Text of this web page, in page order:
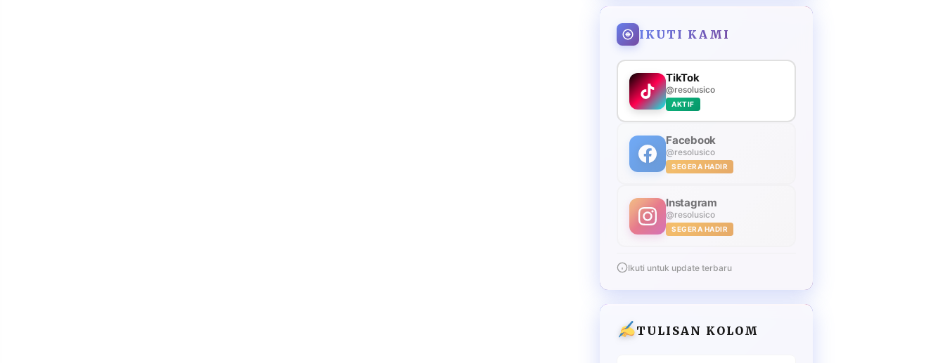
IKUTI KAMI
TikTok
@resolusico
AKTIF
Facebook
@resolusico
SEGERA HADIR
Instagram
@resolusico
SEGERA HADIR
Ikuti untuk update terbaru
TULISAN KOLOM